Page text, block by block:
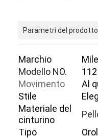
Parametri del prodotto
Marchio
Modello NO.
Movimento
Al
Stile
Materiale del
cinturino
Tipo